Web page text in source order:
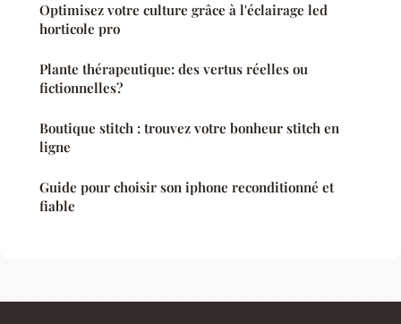
Optimisez votre culture grâce à l'éclairage led
horticole pro
Plante thérapeutique: des vertus réelles ou
fictionnelles?
Boutique stitch : trouvez votre bonheur stitch en
ligne
Guide pour choisir son iphone reconditionné et
fiable